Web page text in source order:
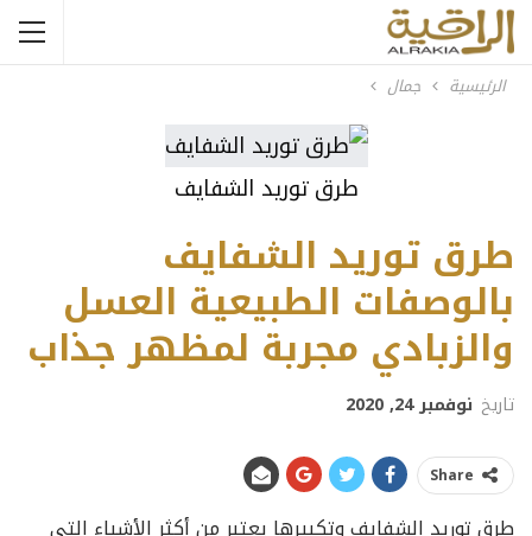
الرئيسية جمال
طرق توريد الشفايف
طرق توريد الشفايف
بالوصفات الطبيعية العسل
والزبادي مجربة لمظهر جذاب
تاريخ نوفمبر 24, 2020
Share
طرق توريد الشفايف وتكبيرها يعتبر من أكثر الأشياء التي